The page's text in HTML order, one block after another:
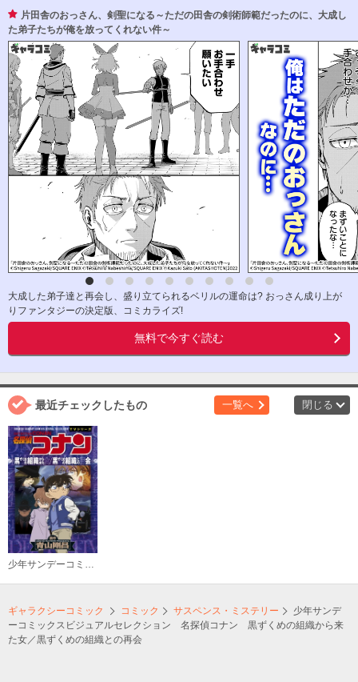
片田舎のおっさん、剣聖になる～ただの田舎の剣術師範だったのに、大成し
た弟子たちが俺を放ってくれない件～
大成した弟子達と再会し、盛り立てられるベリルの運命は? おっさん成り上が
りファンタジーの決定版、コミカライズ!
無料で今すぐ読む
最近チェックしたもの 一覧へ 閉じる
少年サンデーコミックスビジュアルセレクション 名探偵コナン 黒ずくめの組織から来た女／黒ずくめの組織との再会
ギャラクシーコミック コミック サスペンス・ミステリー
少年サンデ
ーコミックスビジュアルセレクション 名探偵コナン 黒ずくめの組織から来
た女／黒ずくめの組織との再会